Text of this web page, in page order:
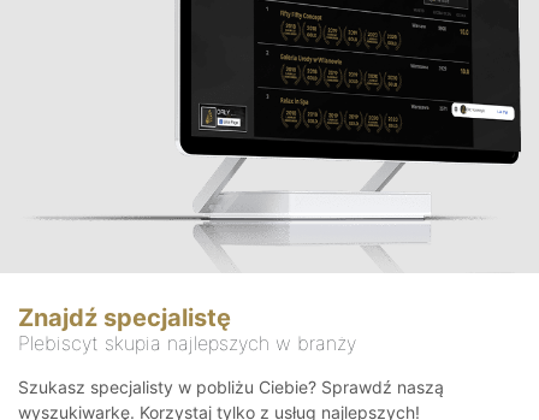
Znajdź specjalistę
Plebiscyt skupia najlepszych w branży
Szukasz specjalisty w pobliżu Ciebie? Sprawdź naszą
wyszukiwarkę. Korzystaj tylko z usług najlepszych!